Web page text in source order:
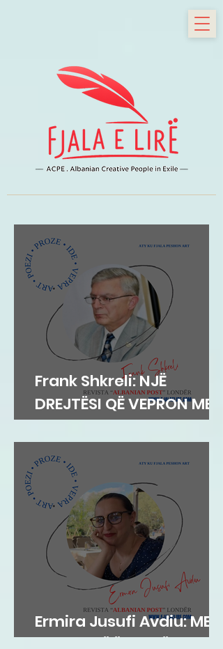
Frank Shkreli: NJË
DREJTËSI QË VEPRON ME
INTEGRITET
Ermira Jusufi Avdiu: ME
FLATRA TË ËNDRRËS